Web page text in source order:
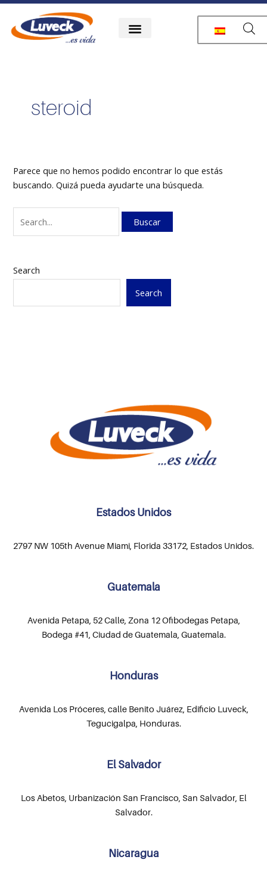
Ir
contenido
steroid
Parece que no hemos podido encontrar lo que estás
buscando. Quizá pueda ayudarte una búsqueda.
Buscar
por:
Search
Search
Estados Unidos
2797 NW 105th Avenue Miami, Florida 33172, Estados Unidos.
Guatemala
Avenida Petapa, 52 Calle, Zona 12 Ofibodegas Petapa,
Bodega #41, Ciudad de Guatemala, Guatemala.
Honduras
Avenida Los Próceres, calle Benito Juárez, Edificio Luveck,
Tegucigalpa, Honduras.
El Salvador
Los Abetos, Urbanización San Francisco, San Salvador, El
Salvador.
Nicaragua